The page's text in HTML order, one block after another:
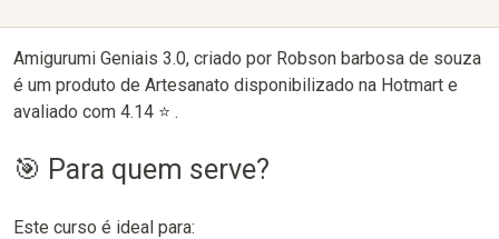
Amigurumi Geniais 3.0, criado por Robson barbosa de souza
é um produto de Artesanato disponibilizado na Hotmart e
avaliado com 4.14 ⭐ .
🎯 Para quem serve?
Este curso é ideal para: